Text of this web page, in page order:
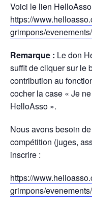
Voici le lien
https://
grimpons/
Remarque : Le don
suffit de cliquer sur le
contribution au
cocher la case « Je
HelloAsso ».
Nous avons besoin
compétition (juges,
inscrire :
https://
grimpons/